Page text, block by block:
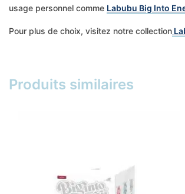
usage personnel comme Labubu Big Into
Pour plus de choix, visitez notre collection
Produits similaires